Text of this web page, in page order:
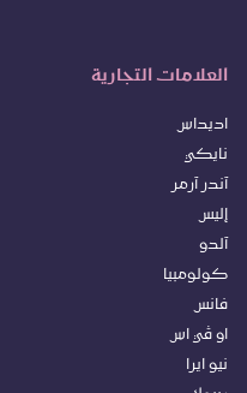
العلامات التجارية
اديداس
نايكي
آندر آرمر
إليس
آلدو
كولومبيا
فانس
او ڤي اس
نيو ايرا